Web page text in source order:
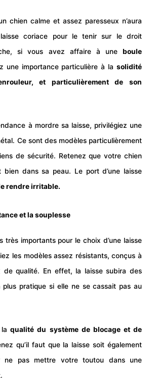
chien calme et assez paresseux n’aura
laisse coriace pour le tenir sur le droit
si vous avez affaire à une boule
une importance particulière à la solidité
et particulièrement de son
à mordre sa laisse, privilégiez une
Ce sont des modèles particulièrement
de sécurité. Retenez que votre chien
bien dans sa peau. Le port d’une laisse
rendre irritable.
et la souplesse
très importants pour le choix d’une laisse
les modèles assez résistants, conçus à
de qualité. En effet, la laisse subira des
pratique si elle ne se cassait pas au
qualité du système de blocage et de
qu’il faut que la laisse soit également
ne pas mettre votre toutou dans une